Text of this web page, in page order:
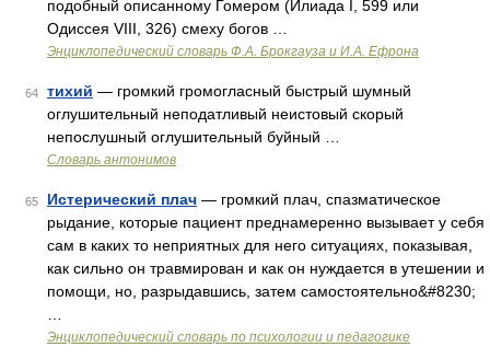
подобный описанному Гомером (Илиада I, 599 или
Одиссея VIII, 326) смеху богов …
Энциклопедический словарь Ф.А. Брокгауза и И.А. Ефрона
64 тихий — громкий громогласный быстрый шумный
оглушительный неподатливый неистовый скорый
непослушный оглушительный буйный …
Словарь антонимов
65 Истерический плач — громкий плач, спазматическое
рыдание, которые пациент преднамеренно вызывает у себя
сам в каких то неприятных для него ситуациях, показывая,
как сильно он травмирован и как он нуждается в утешении и
помощи, но, разрыдавшись, затем самостоятельно&#8230;
Энциклопедический словарь по психологии и педагогике